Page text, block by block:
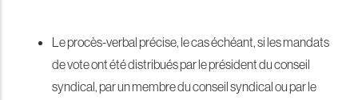
Le procès-verbal précise, le cas échéant, si les mandats
de vote ont été distribués par le président du conseil
syndical, par un membre du conseil syndical ou par le